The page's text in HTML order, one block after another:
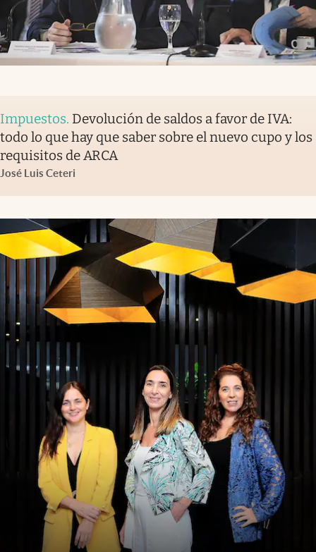
Impuestos. Devolución de saldos a favor de IVA:
todo lo que hay que saber sobre el nuevo cupo y los
requisitos de ARCA
José Luis Ceteri